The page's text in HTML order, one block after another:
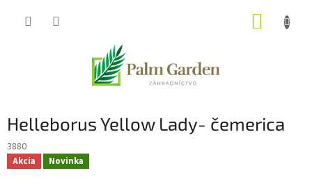
Helleborus Yellow Lady- čemerica
3880
Akcia Novinka